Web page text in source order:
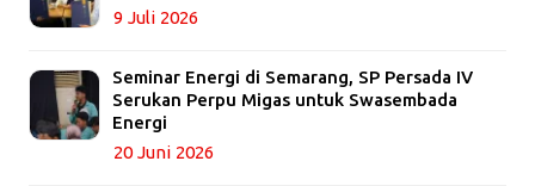
9 Juli 2026
Seminar Energi di Semarang, SP Persada IV
Serukan Perpu Migas untuk Swasembada
Energi
20 Juni 2026